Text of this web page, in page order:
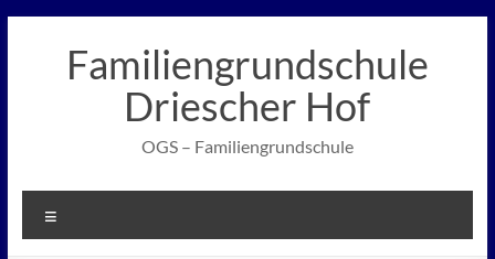
Familiengrundschule
Driescher Hof
OGS – Familiengrundschule